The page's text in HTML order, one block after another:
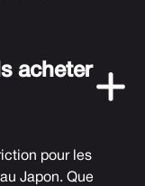
acheter
pour les
Japon. Que